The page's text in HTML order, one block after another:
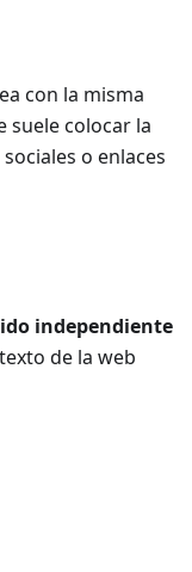
con la misma
suele colocar la
o enlaces
independiente
de la web